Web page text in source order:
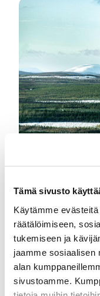
Tämä sivusto
Käytämme
räätälöimiseen,
tukemiseen ja
jaamme sosiaalisen
alan
sivustoamme.
Kassiopeia
for several
02.12.2024|Espoo,
Kassiopeia
process of